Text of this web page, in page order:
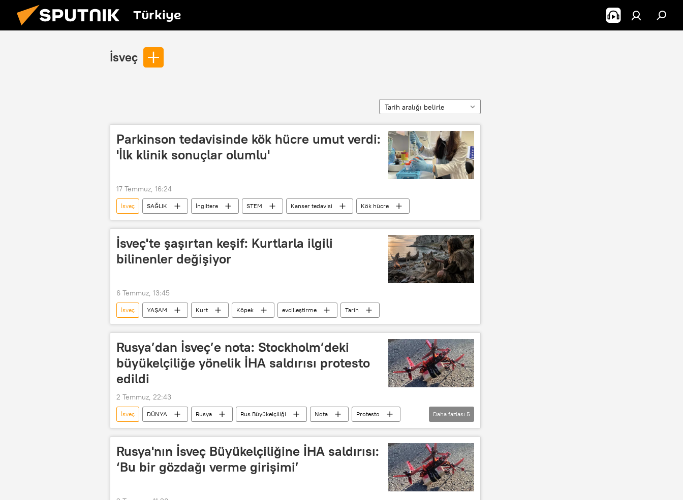
Türkiye
İsveç
Tarih aralığı belirle
Parkinson tedavisinde kök hücre umut verdi:
'İlk klinik sonuçlar olumlu'
17 Temmuz, 16:24
İsveç SAĞLIK İngiltere STEM Kanser tedavisi Kök hücre
İsveç'te şaşırtan keşif: Kurtlarla ilgili
bilinenler değişiyor
6 Temmuz, 13:45
İsveç YAŞAM Kurt Köpek evcilleştirme Tarih
Rusya’dan İsveç’e nota: Stockholm’deki
büyükelçiliğe yönelik İHA saldırısı protesto
edildi
2 Temmuz, 22:43
İsveç DÜNYA Rusya Rus Büyükelçiliği Nota
Protesto
Stockholm
Saldırı İnsansız Hava Aracı (İHA) Moskova EYP
Daha fazlası 5
Rusya'nın İsveç Büyükelçiliğine İHA saldırısı:
‘Bu bir gözdağı verme girişimi’